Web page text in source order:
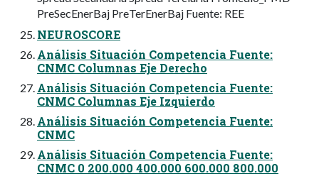
PreSecEnerBaj PreTerEnerBaj Fuente: REE
NEUROSCORE
Análisis Situación Competencia Fuente:
CNMC Columnas Eje Derecho
Análisis Situación Competencia Fuente:
CNMC Columnas Eje Izquierdo
Análisis Situación Competencia Fuente:
CNMC
Análisis Situación Competencia Fuente:
CNMC 0 200.000 400.000 600.000 800.000